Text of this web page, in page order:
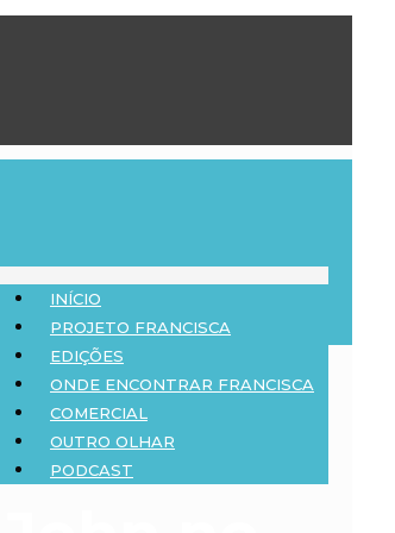
INÍCIO
PROJETO FRANCISCA
EDIÇÕES
ONDE ENCONTRAR FRANCISCA
COMERCIAL
OUTRO OLHAR
PODCAST